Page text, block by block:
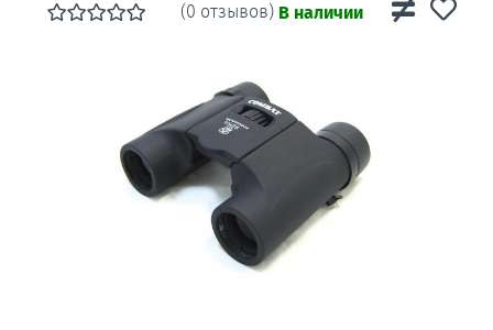
(0 отзывов) В наличии